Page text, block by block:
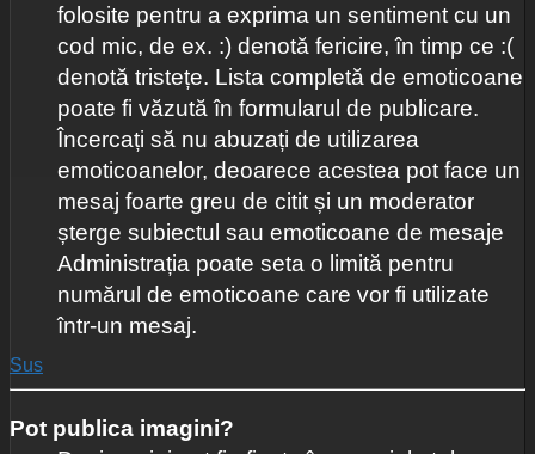
folosite pentru a exprima un sentiment cu un
cod mic, de ex. :) denotă fericire, în timp ce :(
denotă tristețe. Lista completă de emoticoane
poate fi văzută în formularul de publicare.
Încercați să nu abuzați de utilizarea
emoticoanelor, deoarece acestea pot face un
mesaj foarte greu de citit și un moderator
șterge subiectul sau emoticoane de mesaje
Administrația poate seta o limită pentru
numărul de emoticoane care vor fi utilizate
într-un mesaj.
Sus
Pot publica imagini?